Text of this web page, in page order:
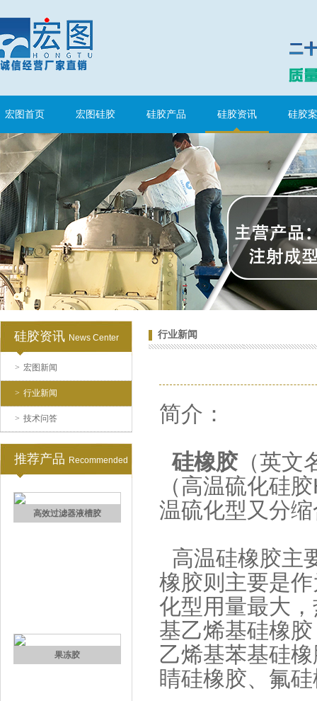
宏图首页 宏图硅胶 硅胶产品 硅胶资讯 硅胶
硅胶资讯 News Center
> 宏图新闻
> 行业新闻
> 技术问答
推荐产品 Recommended
半透明模具硅胶
注射硅胶
手板硅胶
高效过滤器液槽胶
行业新闻
简介：
硅橡胶（英文
（高温硫化硅
温硫化型又分
高温硅橡胶主
橡胶则主要是
化型用量最大
基乙烯基硅橡
乙烯基苯基硅
睛硅橡胶、氟